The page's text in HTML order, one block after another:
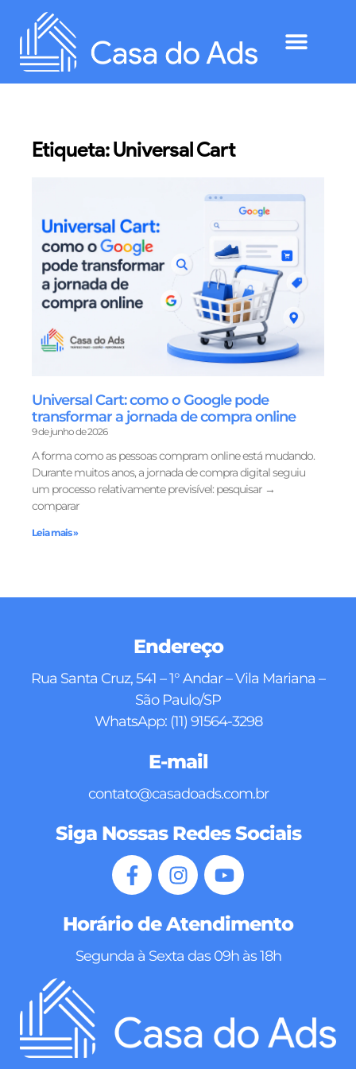
Etiqueta: Universal Cart
Universal Cart: como o Google pode
transformar a jornada de compra online
9 de junho de 2026
A forma como as pessoas compram online está mudando.
Durante muitos anos, a jornada de compra digital seguiu
um processo relativamente previsível: pesquisar →
comparar
Leia mais »
Endereço
Rua Santa Cruz, 541 – 1° Andar – Vila Mariana –
São Paulo/SP
WhatsApp: (11) 91564-3298
E-mail
contato@casadoads.com.br
Siga Nossas Redes Sociais
Horário de Atendimento
Segunda à Sexta das 09h às 18h